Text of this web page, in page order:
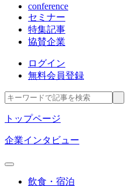
conference
セミナー
特集記事
協賛企業
ログイン
無料会員登録
トップページ
企業インタビュー
飲食・宿泊